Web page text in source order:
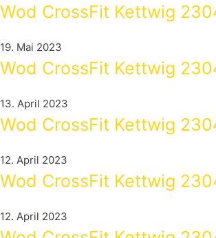
Wod CrossFit Kettwig
19. Mai 2023
Wod CrossFit Kettwig
13. April 2023
Wod CrossFit Kettwig
12. April 2023
Wod CrossFit Kettwig
12. April 2023